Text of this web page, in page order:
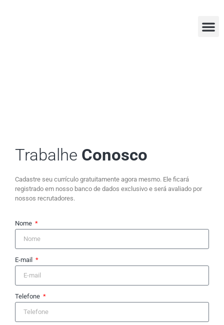
Trabalhe Conosco
Cadastre seu currículo gratuitamente agora mesmo. Ele ficará
registrado em nosso banco de dados exclusivo e será avaliado por
nossos recrutadores.
Nome
E-mail
Telefone